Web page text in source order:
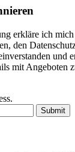
erkläre ich
den
und
mit Angeboten
Submit